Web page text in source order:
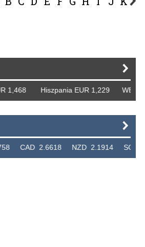
Hiszpania EUR 1,229 WB
2.6618 NZD 2.1914 SGD